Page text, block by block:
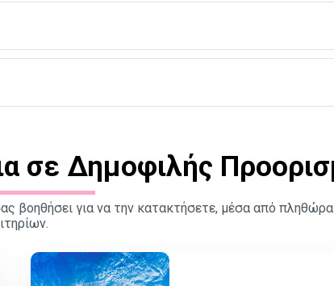
σε Δημοφιλής
βοηθήσει για να την κατακτήσετε, μέσα από